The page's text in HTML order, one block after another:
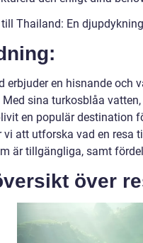
Thailand: En
erbjuder en hisnande och
Med sina turkosblåa
en populär destination
vi att utforska vad en resa
är tillgängliga, samt
över